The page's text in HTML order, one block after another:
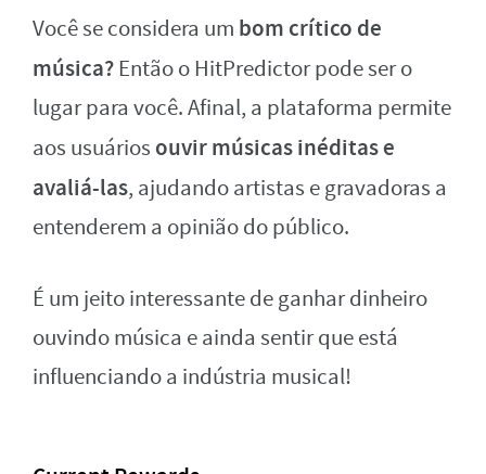
Você se considera um bom crítico de
música? Então o HitPredictor pode ser o
lugar para você. Afinal, a plataforma permite
aos usuários ouvir músicas inéditas e
avaliá-las, ajudando artistas e gravadoras a
entenderem a opinião do público.
É um jeito interessante de ganhar dinheiro
ouvindo música e ainda sentir que está
influenciando a indústria musical!